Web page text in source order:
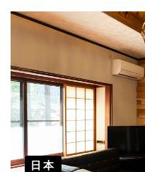
日本